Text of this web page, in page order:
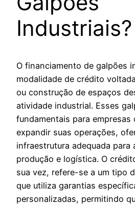
Industriais?
O financiamento de galpões
modalidade de crédito
ou construção de espaços
atividade industrial. Esses
fundamentais para empresas
expandir suas operações,
infraestrutura adequada para
produção e logística. O
sua vez, refere-se a um tipo
que utiliza garantias
personalizadas, permitindo